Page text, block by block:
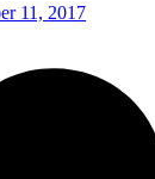
11, 2017